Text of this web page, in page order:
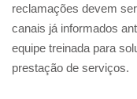
reclamações devem
canais já informados
equipe treinada para
prestação de serviços.